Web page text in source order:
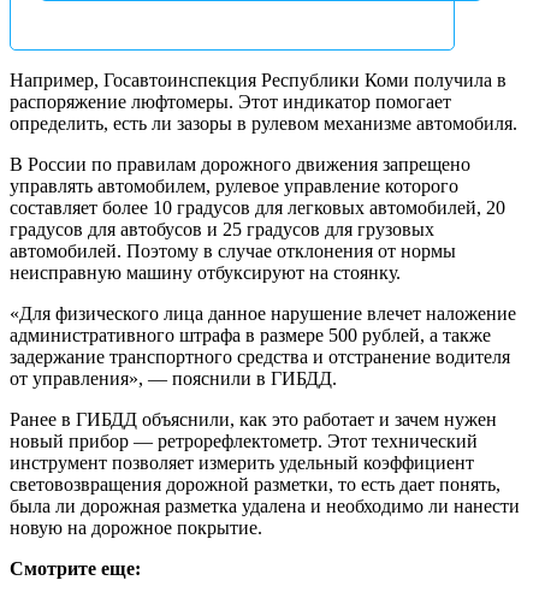
Например, Госавтоинспекция Республики Коми получила в
распоряжение люфтомеры. Этот индикатор помогает
определить, есть ли зазоры в рулевом механизме автомобиля.
В России по правилам дорожного движения запрещено
управлять автомобилем, рулевое управление которого
составляет более 10 градусов для легковых автомобилей, 20
градусов для автобусов и 25 градусов для грузовых
автомобилей. Поэтому в случае отклонения от нормы
неисправную машину отбуксируют на стоянку.
«Для физического лица данное нарушение влечет наложение
административного штрафа в размере 500 рублей, а также
задержание транспортного средства и отстранение водителя
от управления», — пояснили в ГИБДД.
Ранее в ГИБДД объяснили, как это работает и зачем нужен
новый прибор — ретрорефлектометр. Этот технический
инструмент позволяет измерить удельный коэффициент
световозвращения дорожной разметки, то есть дает понять,
была ли дорожная разметка удалена и необходимо ли нанести
новую на дорожное покрытие.
Смотрите еще: